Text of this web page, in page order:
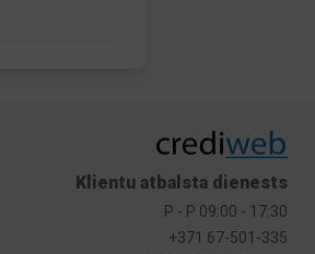
Klientu atbalsta dienests
P - P 09:00 - 17:30
+371 67-501-335